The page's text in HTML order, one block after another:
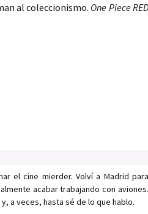
al coleccionismo. One Piece RED
el cine mierder. Volví a Madrid para
acabar trabajando con aviones.
a veces, hasta sé de lo que hablo.